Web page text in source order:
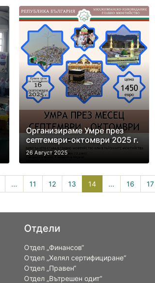
Организираме Умре през
септември-октомври 2025 г.
26 Август 2025
... 11 12 13 1414(current)
... 16 17
Отдели
Отдел „Финансов“
Отдел „Хелял сертифициране“
Отдел „Правен“
Отдел „Вътрешен одит“